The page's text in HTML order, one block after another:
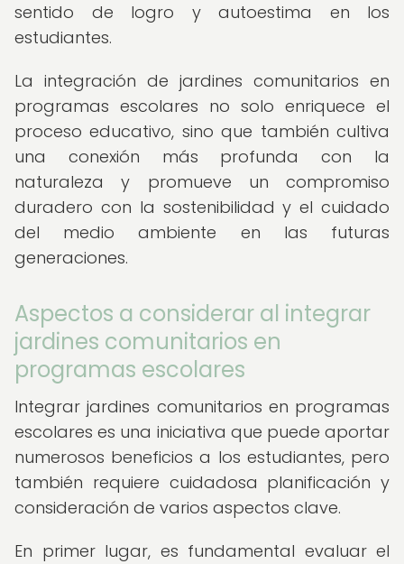
sentido de logro y autoestima en los
estudiantes.
La integración de jardines comunitarios en
programas escolares no solo enriquece el
proceso educativo, sino que también cultiva
una conexión más profunda con la
naturaleza y promueve un compromiso
duradero con la sostenibilidad y el cuidado
del medio ambiente en las futuras
generaciones.
Aspectos a considerar al integrar
jardines comunitarios en
programas escolares
Integrar jardines comunitarios en programas
escolares es una iniciativa que puede aportar
numerosos beneficios a los estudiantes, pero
también requiere cuidadosa planificación y
consideración de varios aspectos clave.
En primer lugar, es fundamental evaluar el